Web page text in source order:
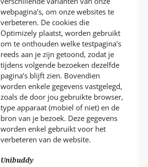
webpagina’s, om onze websites te
verbeteren. De cookies die
Optimizely plaatst, worden gebruikt
om te onthouden welke testpagina’s
reeds aan je zijn getoond, zodat je
tijdens volgende bezoeken dezelfde
pagina’s blijft zien. Bovendien
worden enkele gegevens vastgelegd,
zoals de door jou gebruikte browser,
type apparaat (mobiel of niet) en de
bron van je bezoek. Deze gegevens
worden enkel gebruikt voor het
verbeteren van de website.
Unibuddy